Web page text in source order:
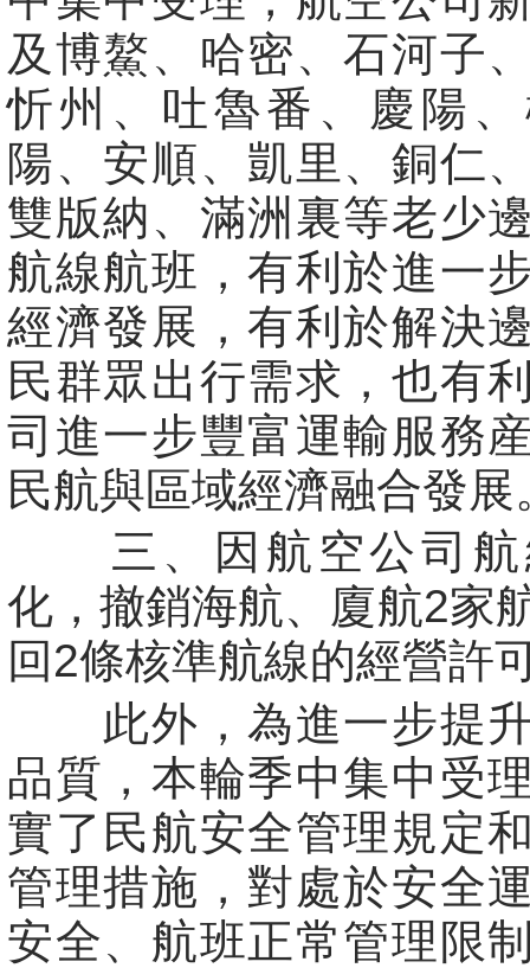
及博鰲、哈密、石河子
忻州、吐魯番、慶陽
陽、安順、凱里、銅仁
雙版納、滿洲裏等老少
航線航班，有利於進一
經濟發展，有利於解決
民群眾出行需求，也有
司進一步豐富運輸服務
民航與區域經濟融合發展
三、因航空公司航
化，撤銷海航、廈航2家
回2條核準航線的經營許
此外，為進一步提升
品質，本輪季中集中受
實了民航安全管理規定
管理措施，對處於安全
安全、航班正常管理限